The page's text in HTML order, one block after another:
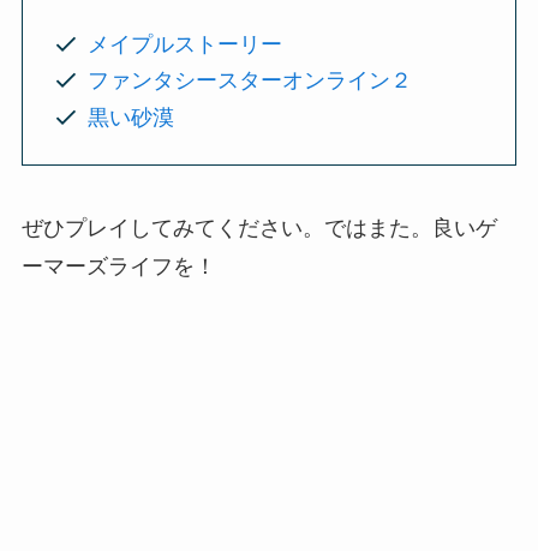
メイプルストーリー
ファンタシースターオンライン２
黒い砂漠
ぜひプレイしてみてください。ではまた。良いゲ
ーマーズライフを！